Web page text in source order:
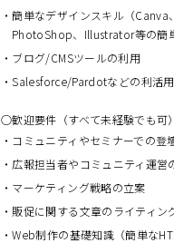
簡単なデザインスキル（Canva、
PhotoShop、Illustrator等の簡
ブログ/CMSツールの利用
Salesforce/Pardotなどの利活用
○歓迎要件（すべて未経験でも可）
コミュニティやセミナーでの登
広報担当者やコミュニティ運営
マーケティング戦略の立案
販促に関する文章のライティン
Web制作の基礎知識（簡単な